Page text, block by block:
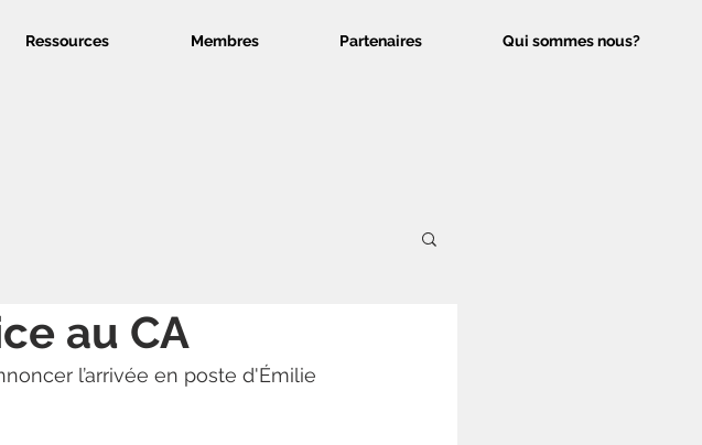
Ressources Membres Partenaires Qui sommes nous?
au CA
l’arrivée en poste d'Émilie